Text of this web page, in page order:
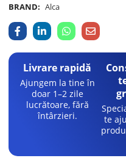
BRAND: Alca
Livrare rapidă
Ajungem la tine în
doar 1–2 zile
lucrătoare, fără
întârzieri.
te